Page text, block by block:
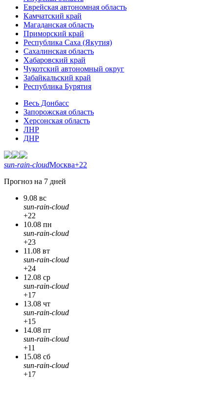
Еврейская автономная область
Камчатский край
Магаданская область
Приморский край
Республика Саха (Якутия)
Сахалинская область
Хабаровский край
Чукотский автономный округ
Забайкальский край
Республика Бурятия
Весь Донбасс
Запорожская область
Херсонская область
ЛНР
ДНР
sun-rain-cloudМосква+22
Прогноз на 7 дней
9.08 вс
sun-rain-cloud
+22
10.08 пн
sun-rain-cloud
+23
11.08 вт
sun-rain-cloud
+24
12.08 ср
sun-rain-cloud
+17
13.08 чт
sun-rain-cloud
+15
14.08 пт
sun-rain-cloud
+11
15.08 сб
sun-rain-cloud
+17